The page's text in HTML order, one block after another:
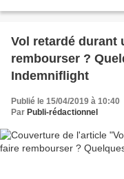
Vol retardé durant
rembourser ?
Indemniflight
Publié le 15/04/2019 à 10:40
Par Publi-rédactionnel